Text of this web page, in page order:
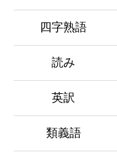
四字熟語
読み
英訳
類義語